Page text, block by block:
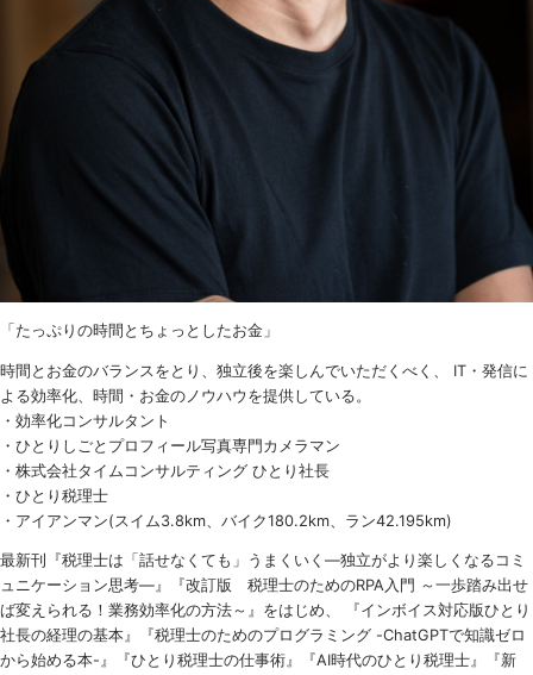
「たっぷりの時間とちょっとしたお金」
時間とお金のバランスをとり、独立後を楽しんでいただくべく、 IT・発信に
よる効率化、時間・お金のノウハウを提供している。
・効率化コンサルタント
・ひとりしごとプロフィール写真専門カメラマン
・株式会社タイムコンサルティング ひとり社長
・ひとり税理士
・アイアンマン(スイム3.8km、バイク180.2km、ラン42.195km)
最新刊『税理士は「話せなくても」うまくいく ―独立がより楽しくなるコミ
ュニケーション思考―』『改訂版 税理士のためのRPA入門 ～一歩踏み出せ
ば変えられる！業務効率化の方法～』をはじめ、 『インボイス対応版ひとり
社長の経理の基本』『税理士のためのプログラミング -ChatGPTで知識ゼロ
から始める本-』『ひとり税理士の仕事術』『AI時代のひとり税理士』『新